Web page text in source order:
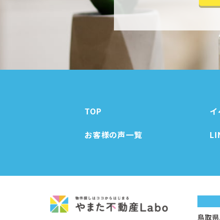
TOP
お客様の声一覧
鳥取